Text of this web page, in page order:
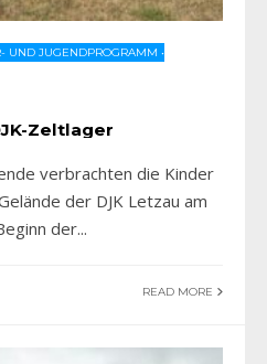
UND JUGENDPROGRAMM •
Zeltlager
verbrachten die Kinder
der DJK Letzau am
der...
READ MORE